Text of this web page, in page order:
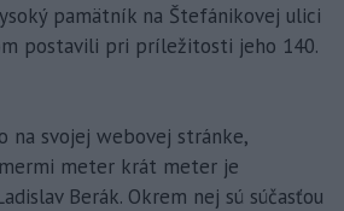
pamätník na Štefánikovej ulici
postavili pri príležitosti jeho 140.
na svojej webovej stránke,
meter krát meter je
Berák. Okrem nej sú súčasťou